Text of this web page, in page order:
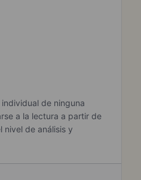
de ninguna
a la lectura a partir de
nivel de análisis y